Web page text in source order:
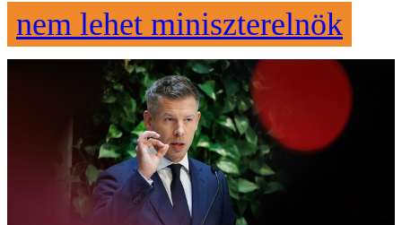
nem lehet miniszterelnök